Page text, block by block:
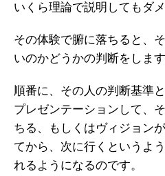
いくら理論で説明してもダメ
その体験で腑に落ちると、
いのかどうかの判断をします
順番に、その人の判断基準
プレゼンテーションして、
ちる、もしくはヴィジョン
てから、次に行くというよ
れるようになるのです。